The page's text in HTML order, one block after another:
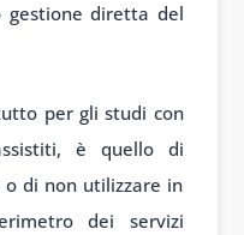
diretta del
per gli studi con
è quello di
di non utilizzare in
dei servizi